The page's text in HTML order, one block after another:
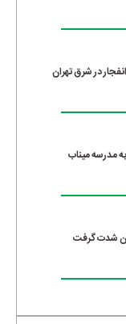
در شرق تهران
مدرسه میناب
شدت گرفت